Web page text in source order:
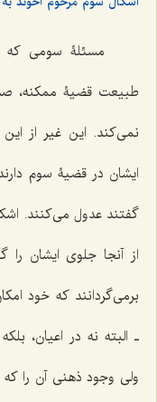
مسئلۀ سومی كه
طبیعت قضیۀ ممكنه،
نمى‌كند. این غیر از
ایشان در قضیۀ سوم
گفتند عدول مى‌كنند.
از آنجا جلوى ایشان را
برمى‌گردانند كه خود
ـ البته نه در اعیان،
ولى وجود ذهنى آن را که